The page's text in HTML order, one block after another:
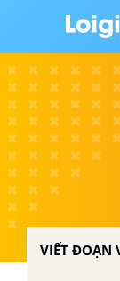
VIẾT ĐOẠN